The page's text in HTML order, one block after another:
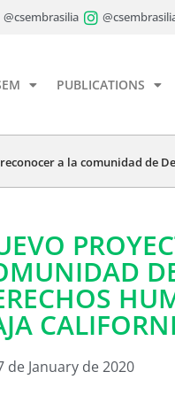
@csembrasilia
PUBLICATIONS
a la comunidad de
de January de 2020